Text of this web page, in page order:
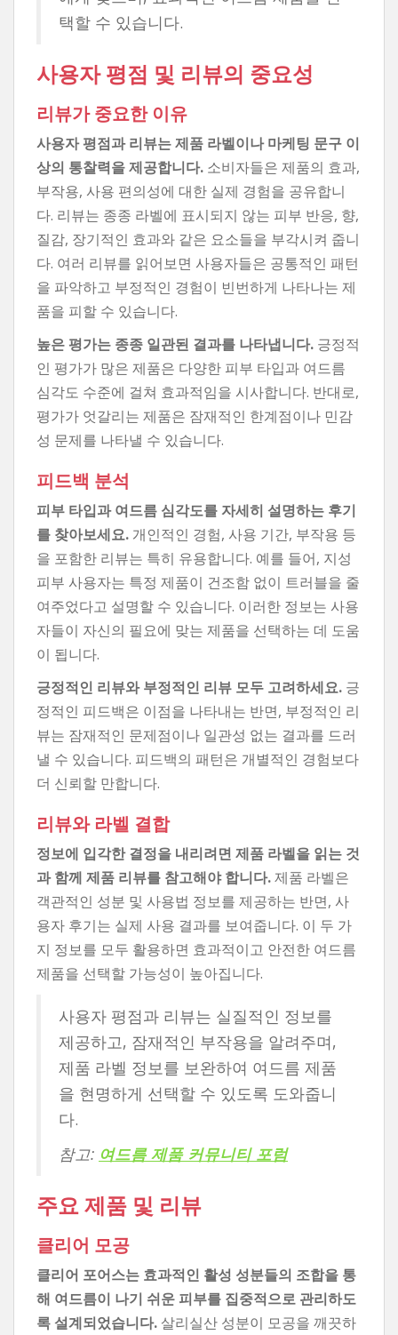
택할 수 있습니다.
사용자 평점 및 리뷰의 중요성
리뷰가 중요한 이유
사용자 평점과 리뷰는 제품 라벨이나 마케팅 문구 이
상의 통찰력을 제공합니다. 소비자들은 제품의 효과,
부작용, 사용 편의성에 대한 실제 경험을 공유합니
다. 리뷰는 종종 라벨에 표시되지 않는 피부 반응, 향,
질감, 장기적인 효과와 같은 요소들을 부각시켜 줍니
다. 여러 리뷰를 읽어보면 사용자들은 공통적인 패턴
을 파악하고 부정적인 경험이 빈번하게 나타나는 제
품을 피할 수 있습니다.
높은 평가는 종종 일관된 결과를 나타냅니다. 긍정적
인 평가가 많은 제품은 다양한 피부 타입과 여드름
심각도 수준에 걸쳐 효과적임을 시사합니다. 반대로,
평가가 엇갈리는 제품은 잠재적인 한계점이나 민감
성 문제를 나타낼 수 있습니다.
피드백 분석
피부 타입과 여드름 심각도를 자세히 설명하는 후기
를 찾아보세요. 개인적인 경험, 사용 기간, 부작용 등
을 포함한 리뷰는 특히 유용합니다. 예를 들어, 지성
피부 사용자는 특정 제품이 건조함 없이 트러블을 줄
여주었다고 설명할 수 있습니다. 이러한 정보는 사용
자들이 자신의 필요에 맞는 제품을 선택하는 데 도움
이 됩니다.
긍정적인 리뷰와 부정적인 리뷰 모두 고려하세요. 긍
정적인 피드백은 이점을 나타내는 반면, 부정적인 리
뷰는 잠재적인 문제점이나 일관성 없는 결과를 드러
낼 수 있습니다. 피드백의 패턴은 개별적인 경험보다
더 신뢰할 만합니다.
리뷰와 라벨 결합
정보에 입각한 결정을 내리려면 제품 라벨을 읽는 것
과 함께 제품 리뷰를 참고해야 합니다.제품 라벨은
객관적인 성분 및 사용법 정보를 제공하는 반면, 사
용자 후기는 실제 사용 결과를 보여줍니다. 이 두 가
지 정보를 모두 활용하면 효과적이고 안전한 여드름
제품을 선택할 가능성이 높아집니다.
사용자 평점과 리뷰는 실질적인 정보를
제공하고, 잠재적인 부작용을 알려주며,
제품 라벨 정보를 보완하여 여드름 제품
을 현명하게 선택할 수 있도록 도와줍니
다.
참고: 여드름 제품 커뮤니티 포럼
주요 제품 및 리뷰
클리어 모공
클리어 포어스는 효과적인 활성 성분들의 조합을 통
해 여드름이 나기 쉬운 피부를 집중적으로 관리하도
록 설계되었습니다. 살리실산 성분이 모공을 깨끗하